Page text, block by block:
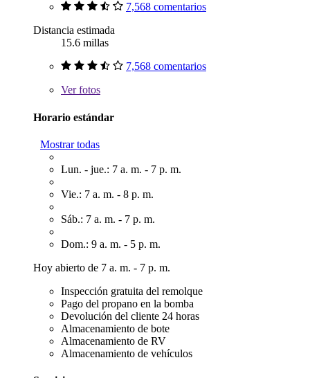
7,568 comentarios
Distancia estimada
15.6 millas
7,568 comentarios
Verfotos
Horario estándar
Mostrar todas
Lun. - jue.: 7 a. m. - 7 p. m.
Vie.: 7 a. m. - 8 p. m.
Sáb.: 7 a. m. - 7 p. m.
Dom.: 9 a. m. - 5 p. m.
Hoy abierto de 7 a. m. - 7 p. m.
Inspección gratuita del remolque
Pago del propano en la bomba
Devolución del cliente 24 horas
Almacenamiento de bote
Almacenamiento de RV
Almacenamiento de vehículos